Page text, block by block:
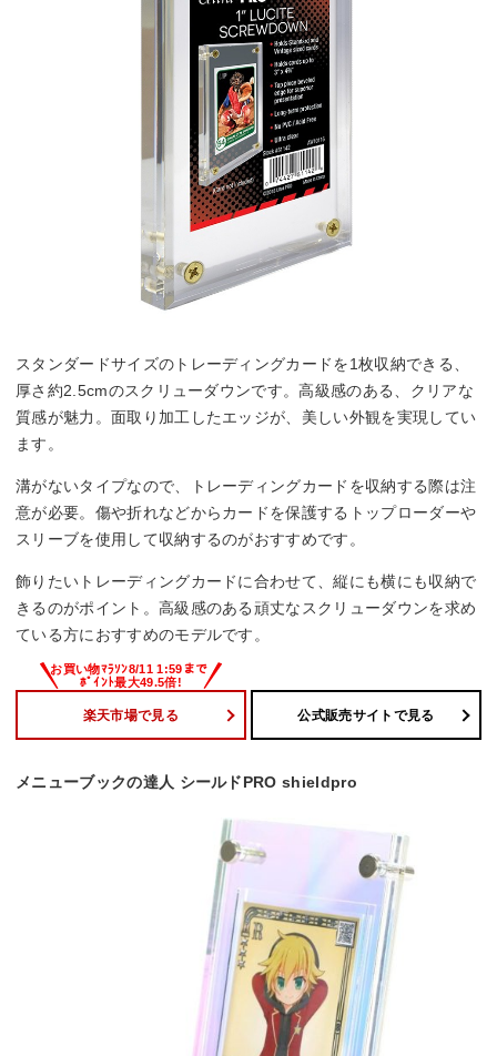
スタンダードサイズのトレーディングカードを1枚収納できる、
厚さ約2.5cmのスクリューダウンです。高級感のある、クリアな
質感が魅力。面取り加工したエッジが、美しい外観を実現してい
ます。
溝がないタイプなので、トレーディングカードを収納する際は注
意が必要。傷や折れなどからカードを保護するトップローダーや
スリーブを使用して収納するのがおすすめです。
飾りたいトレーディングカードに合わせて、縦にも横にも収納で
きるのがポイント。高級感のある頑丈なスクリューダウンを求め
ている方におすすめのモデルです。
楽天市場で見る 公式販売サイトで見る
メニューブックの達人 シールドPRO shieldpro